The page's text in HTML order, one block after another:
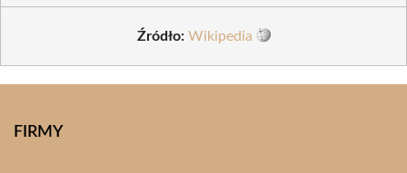
Źródło: Wikipedia
FIRMY